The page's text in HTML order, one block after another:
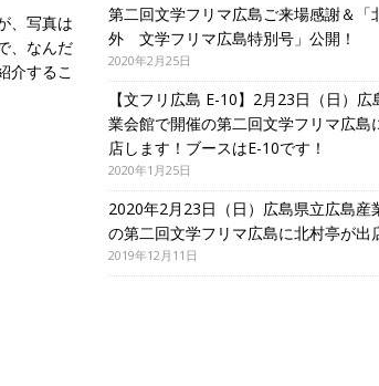
、写真は
、なんだ
介するこ
第二回文学フリマ広島ご来場感謝＆「
外 文学フリマ広島特別号」公開！
2020年2月25日
【文フリ広島 E-10】2月23日（日）
業会館で開催の第二回文学フリマ広島
店します！ブースはE-10です！
2020年1月25日
2020年2月23日（日）広島県立広島産
の第二回文学フリマ広島に北村亭が出
2019年12月11日